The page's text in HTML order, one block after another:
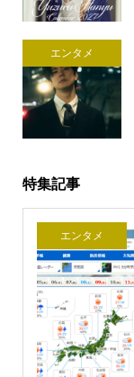
エンタメ
特集記事
エンタメ